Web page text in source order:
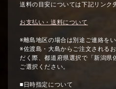
送料の目安については下記リンク
お支払い・送料について
※離島地区の場合は別途ご連絡をい
※佐渡島・大島からご注文される
だく際、都道府県選択で「新潟県
ご選択ください。
■日時指定について